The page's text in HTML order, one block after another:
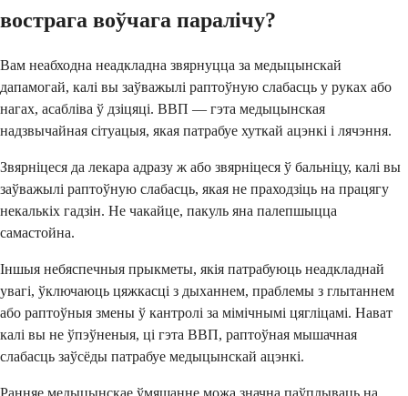
вострага воўчага паралічу?
Вам неабходна неадкладна звярнуцца за медыцынскай
дапамогай, калі вы заўважылі раптоўную слабасць у руках або
нагах, асабліва ў дзіцяці. ВВП — гэта медыцынская
надзвычайная сітуацыя, якая патрабуе хуткай ацэнкі і лячэння.
Звярніцеся да лекара адразу ж або звярніцеся ў бальніцу, калі вы
заўважылі раптоўную слабасць, якая не праходзіць на працягу
некалькіх гадзін. Не чакайце, пакуль яна палепшыцца
самастойна.
Іншыя небяспечныя прыкметы, якія патрабуюць неадкладнай
увагі, ўключаюць цяжкасці з дыханнем, праблемы з глытаннем
або раптоўныя змены ў кантролі за мімічнымі цягліцамі. Нават
калі вы не ўпэўненыя, ці гэта ВВП, раптоўная мышачная
слабасць заўсёды патрабуе медыцынскай ацэнкі.
Ранняе медыцынскае ўмяшанне можа значна паўплываць на